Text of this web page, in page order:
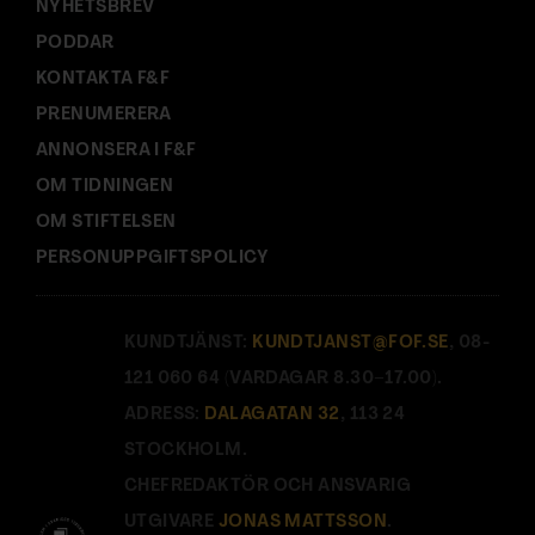
NYHETSBREV
PODDAR
KONTAKTA F&F
PRENUMERERA
ANNONSERA I F&F
OM TIDNINGEN
OM STIFTELSEN
PERSONUPPGIFTSPOLICY
KUNDTJÄNST: KUNDTJANST@FOF.SE , 08-
121 060 64 (VARDAGAR 8.30–17.00).
ADRESS: DALAGATAN 32 , 113 24
STOCKHOLM.
CHEFREDAKTÖR OCH ANSVARIG
UTGIVARE JONAS MATTSSON .